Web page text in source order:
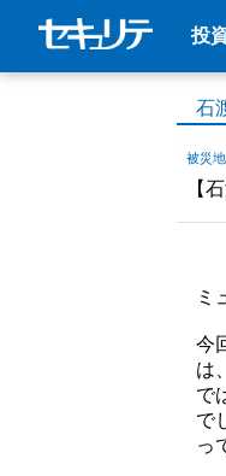
投
石
被災
【
ミ
今
は
で
で
っ